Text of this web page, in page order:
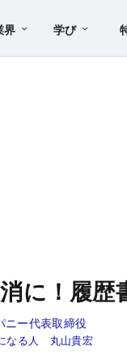
界 学び
に！履歴
ニー代表取締役
なる人 丸山貴宏